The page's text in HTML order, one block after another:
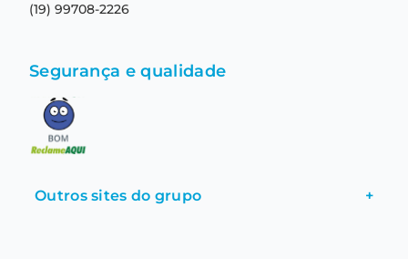
(19) 99708-2226
Segurança e qualidade
Outros sites do grupo +